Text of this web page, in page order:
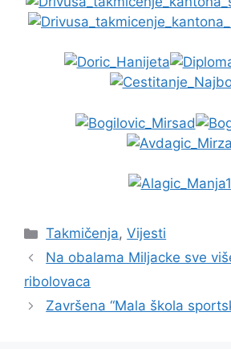
Takmičenja,Vijesti
Na obalama Miljacke sve
ribolovaca
Završena “Mala škola